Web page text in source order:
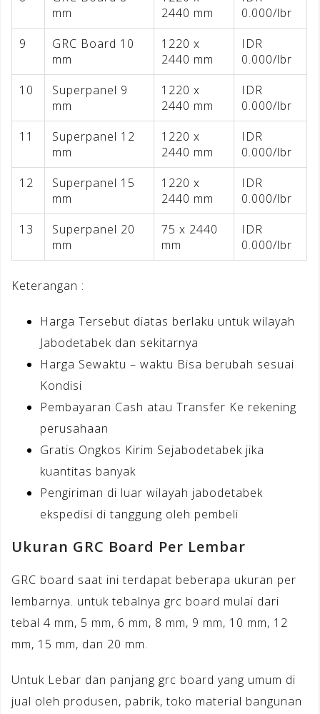
mm
2440 mm
0.000/lbr
9
GRC Board 10
mm
1220 x
2440 mm
IDR
0.000/lbr
10
Superpanel 9
mm
1220 x
2440 mm
IDR
0.000/lbr
11
Superpanel 12
mm
1220 x
2440 mm
IDR
0.000/lbr
12
Superpanel 15
mm
1220 x
2440 mm
IDR
0.000/lbr
13
Superpanel 20
mm
75 x 2440
mm
IDR
0.000/lbr
Keterangan :
Harga Tersebut diatas berlaku untuk wilayah
Jabodetabek dan sekitarnya
Harga Sewaktu – waktu Bisa berubah sesuai
Kondisi
Pembayaran Cash atau Transfer Ke rekening
perusahaan
Gratis Ongkos Kirim Sejabodetabek jika
kuantitas banyak
Pengiriman di luar wilayah jabodetabek
ekspedisi di tanggung oleh pembeli
Ukuran GRC Board Per Lembar
GRC board saat ini terdapat beberapa ukuran per
lembarnya. untuk tebalnya grc board mulai dari
tebal 4 mm, 5 mm, 6 mm, 8 mm, 9 mm, 10 mm, 12
mm, 15 mm, dan 20 mm.
Untuk Lebar dan panjang grc board yang umum di
jual oleh produsen, pabrik, toko material bangunan